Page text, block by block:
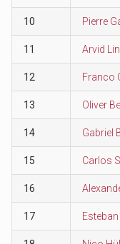
10 Pierre
11 Arvid
12 Franco
13 Oliver
14 Gabriel
15 Carlos
16
17